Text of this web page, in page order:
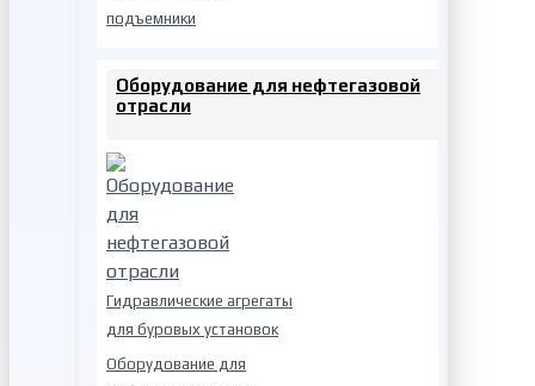
подъемники
Оборудование для нефтегазовой
отрасли
Гидравлические агрегаты
для буровых установок
Оборудование для